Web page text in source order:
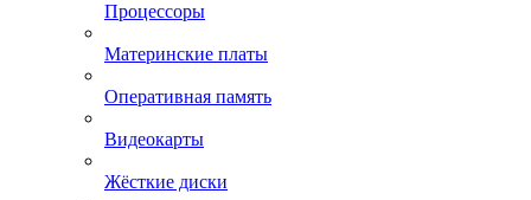
Процессоры
Материнские платы
Оперативная память
Видеокарты
Жёсткие диски